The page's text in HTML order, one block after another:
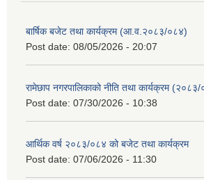
बार्षिक बजेट तथा कार्यक्रम (आ.व.२०८३/०८४)
Post date: 08/05/2026 - 20:07
रामेछाप नगरपालिकाको नीति तथा कार्यक्रम
Post date: 07/30/2026 - 10:38
आर्थिक वर्ष २०८३/०८४ को बजेट तथा कार्यक्रम
Post date: 07/06/2026 - 11:30